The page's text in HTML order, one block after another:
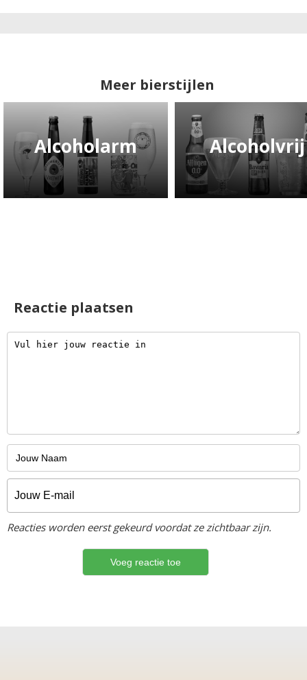
Meer bierstijlen
Alcoholarm Alcoholvrij
Reactie plaatsen
Reacties worden eerst gekeurd voordat ze zichtbaar zijn.